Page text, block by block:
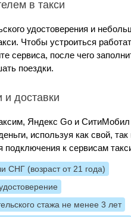
в такси
удостоверения и
Чтобы устроиться
сервиса, после чего
поездки.
и доставки
Яндекс Go и
используя как свой,
подключения к сервисам
СНГ (возраст от 21 года)
стажа не менее 3 лет